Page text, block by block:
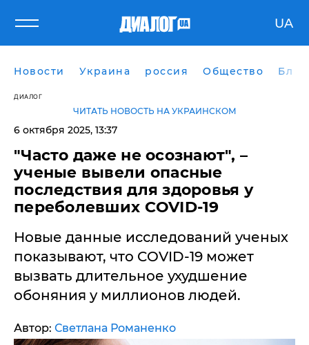
UA
Новости Украина россия Общество
ДИАЛОГ
ЧИТАТЬ НОВОСТЬ НА УКРАИНСКОМ
6 октября 2025, 13:37
"Часто даже не осознают", –
ученые вывели опасные
последствия для здоровья у
переболевших COVID-19
Новые данные исследований ученых
показывают, что COVID-19 может
вызвать длительное ухудшение
обоняния у миллионов людей.
Автор: Светлана Романенко